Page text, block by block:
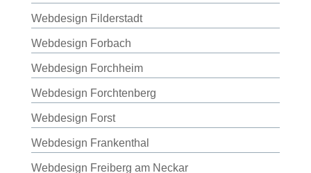
Webdesign Filderstadt
Webdesign Forbach
Webdesign Forchheim
Webdesign Forchtenberg
Webdesign Forst
Webdesign Frankenthal
Webdesign Freiberg am Neckar